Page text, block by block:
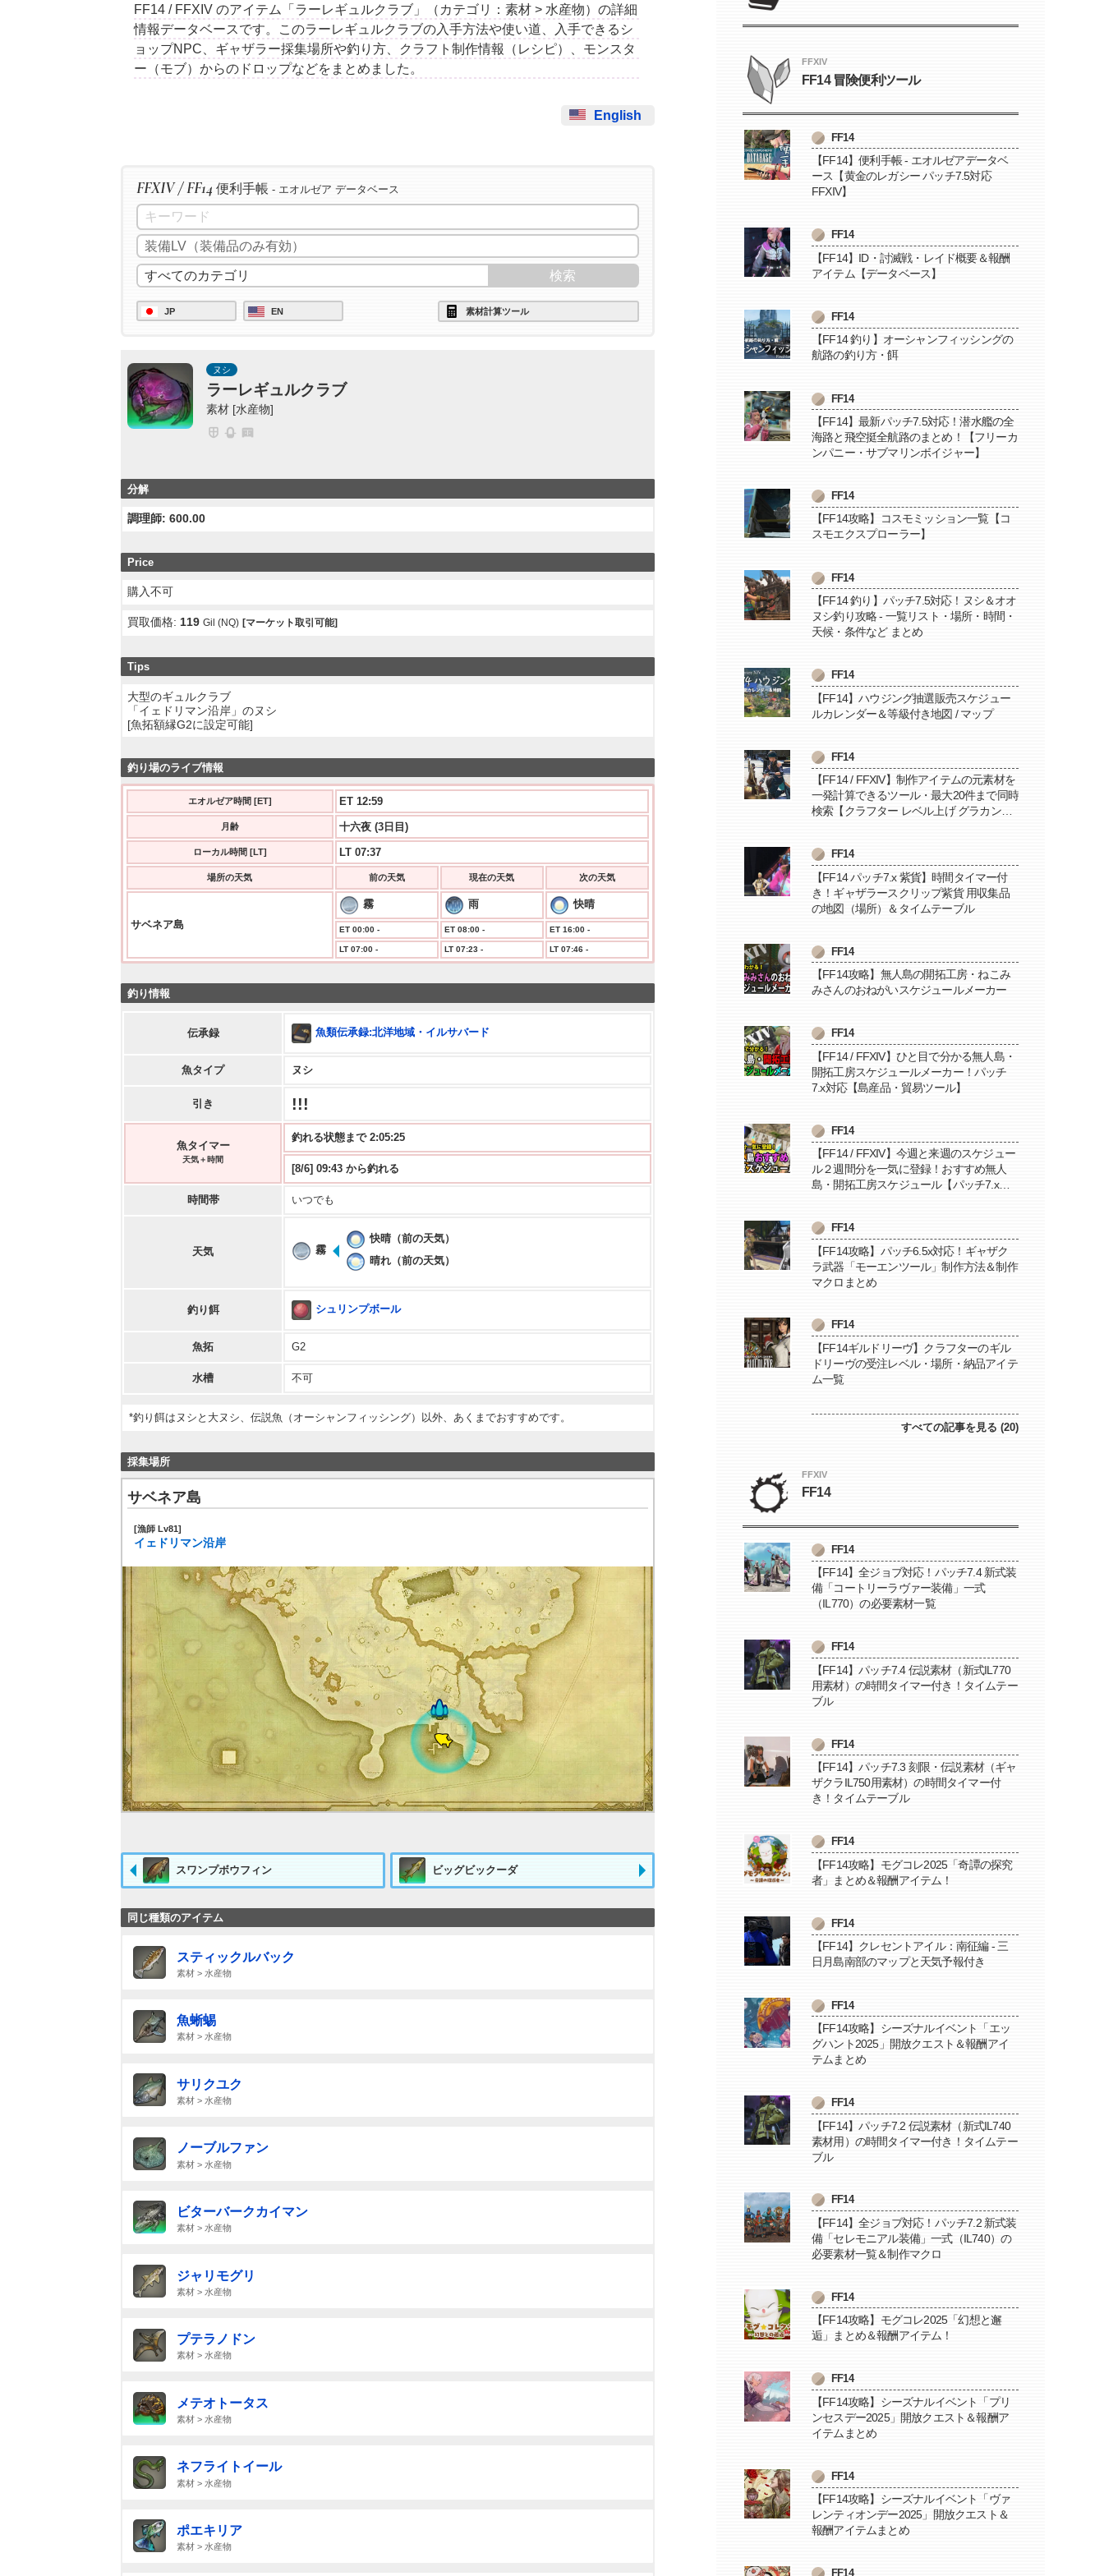
FF14 / FFXIV のアイテム「ラーレギュルクラブ」（カテゴリ：素材 > 水産物）の詳細
情報データベースです。このラーレギュルクラブの入手方法や使い道、入手できるシ
ョップNPC、ギャザラー採集場所や釣り方、クラフト制作情報（レシピ）、モンスタ
ー（モブ）からのドロップなどをまとめました。
English
FFXIV / FF14 便利手帳 - エオルゼア データベース
JP EN 素材計算ツール
ヌシ
ラーレギュルクラブ
素材 [水産物]
分解
調理師: 600.00
Price
購入不可
買取価格:119 Gil (NQ) [マーケット取引可能]
Tips
大型のギュルクラブ
「イェドリマン沿岸」のヌシ
[魚拓額縁G2に設定可能]
釣り場のライブ情報
エオルゼア時間 [ET] ET 13:00
月齢 十六夜 (3日目)
ローカル時間 [LT] LT 07:37
場所の天気 前の天気 現在の天気 次の天気
サベネア島
霧 雨 快晴
ET 00:00 - ET 08:00 - ET 16:00 -
LT 07:00 - LT 07:23 - LT 07:46 -
釣り情報
伝承録 魚類伝承録:北洋地域・イルサバード
魚タイプ ヌシ
引き !!!
魚タイマー
天気＋時間
釣れる状態まで 2:05:24
[8/6] 09:43 から釣れる
時間帯 いつでも
天気 霧
快晴（前の天気）
晴れ（前の天気）
釣り餌 シュリンプボール
魚拓 G2
水槽 不可
*釣り餌はヌシと大ヌシ、伝説魚（オーシャンフィッシング）以外、あくまでおすすめです。
採集場所
サベネア島
[漁師 Lv81]
イェドリマン沿岸
スワンプボウフィン ビッグビックーダ
同じ種類のアイテム
スティックルバック
素材 > 水産物
魚蜥蜴
素材 > 水産物
サリクユク
素材 > 水産物
ノーブルファン
素材 > 水産物
ビターバークカイマン
素材 > 水産物
ジャリモグリ
素材 > 水産物
プテラノドン
素材 > 水産物
メテオトータス
素材 > 水産物
ネフライトイール
素材 > 水産物
ポエキリア
素材 > 水産物
FFXIV
FF14 冒険便利ツール
FF14
【FF14】便利手帳 - エオルゼアデータベ
ース【黄金のレガシー パッチ7.5対応
FFXIV】
FF14
【FF14】ID・討滅戦・レイド概要＆報酬
アイテム【データベース】
FF14
【FF14 釣り】オーシャンフィッシングの
航路の釣り方・餌
FF14
【FF14】最新パッチ7.5対応！潜水艦の全
海路と飛空挺全航路のまとめ！【フリーカ
ンパニー・サブマリンボイジャー】
FF14
【FF14攻略】コスモミッション一覧【コ
スモエクスプローラー】
FF14
【FF14 釣り】パッチ7.5対応！ヌシ＆オオ
ヌシ釣り攻略 - 一覧リスト・場所・時間・
天候・条件など まとめ
FF14
【FF14】ハウジング抽選販売スケジュー
ルカレンダー＆等級付き地図 / マップ
FF14
【FF14 / FFXIV】制作アイテムの元素材を
一発計算できるツール・最大20件まで同時
検索【クラフター レベル上げ グラカン納
FF14
【FF14 パッチ7.x 紫貨】時間タイマー付
き！ギャザラースクリップ紫貨 用収集品
の地図（場所）＆タイムテーブル
FF14
【FF14攻略】無人島の開拓工房・ねこみ
みさんのおねがいスケジュールメーカー
FF14
【FF14 / FFXIV】ひと目で分かる無人島・
開拓工房スケジュールメーカー！パッチ
7.x対応【島産品・貿易ツール】
FF14
【FF14 / FFXIV】今週と来週のスケジュー
ル２週間分を一気に登録！おすすめ無人
島・開拓工房スケジュール【パッチ7.x対
FF14
【FF14攻略】パッチ6.5x対応！ギャザク
ラ武器「モーエンツール」制作方法＆制作
マクロまとめ
FF14
【FF14ギルドリーヴ】クラフターのギル
ドリーヴの受注レベル・場所・納品アイテ
ム一覧
すべての記事を見る (20)
FFXIV
FF14
FF14
【FF14】全ジョブ対応！パッチ7.4 新式装
備「コートリーラヴァー装備」一式
（IL770）の必要素材一覧
FF14
【FF14】パッチ7.4 伝説素材（新式IL770
用素材）の時間タイマー付き！タイムテー
ブル
FF14
【FF14】パッチ7.3 刻限・伝説素材（ギャ
ザクラIL750用素材）の時間タイマー付
き！タイムテーブル
FF14
【FF14攻略】モグコレ2025「奇譚の探究
者」まとめ＆報酬アイテム！
FF14
【FF14】クレセントアイル：南征編 - 三
日月島南部のマップと天気予報付き
FF14
【FF14攻略】シーズナルイベント「エッ
グハント2025」開放クエスト＆報酬アイ
テムまとめ
FF14
【FF14】パッチ7.2 伝説素材（新式IL740
素材用）の時間タイマー付き！タイムテー
ブル
FF14
【FF14】全ジョブ対応！パッチ7.2 新式装
備「セレモニアル装備」一式（IL740）の
必要素材一覧＆制作マクロ
FF14
【FF14攻略】モグコレ2025「幻想と邂
逅」まとめ＆報酬アイテム！
FF14
【FF14攻略】シーズナルイベント「プリ
ンセスデー2025」開放クエスト＆報酬ア
イテムまとめ
FF14
【FF14攻略】シーズナルイベント「ヴァ
レンティオンデー2025」開放クエスト＆
報酬アイテムまとめ